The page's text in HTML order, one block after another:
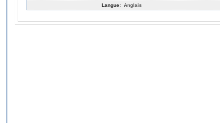
Langue: Anglais